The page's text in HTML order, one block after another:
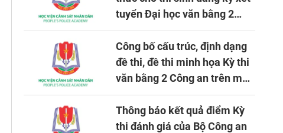
tuyển Đại học văn bằng 2
tuyển mới, mở tại Học viện
CSND năm học 2026 - 2027
Công bố cấu trúc, định dạng
đề thi, đề thi minh họa Kỳ thi
văn bằng 2 Công an trên máy
tính
Thông báo kết quả điểm Kỳ
thi đánh giá của Bộ Công an